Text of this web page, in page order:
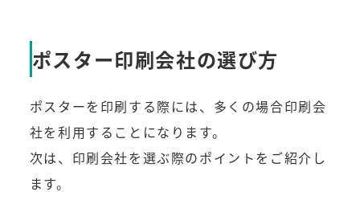
ポスター印刷会社の選び方
ポスターを印刷する際には、多くの場合印刷会
社を利用することになります。
次は、印刷会社を選ぶ際のポイントをご紹介し
ます。